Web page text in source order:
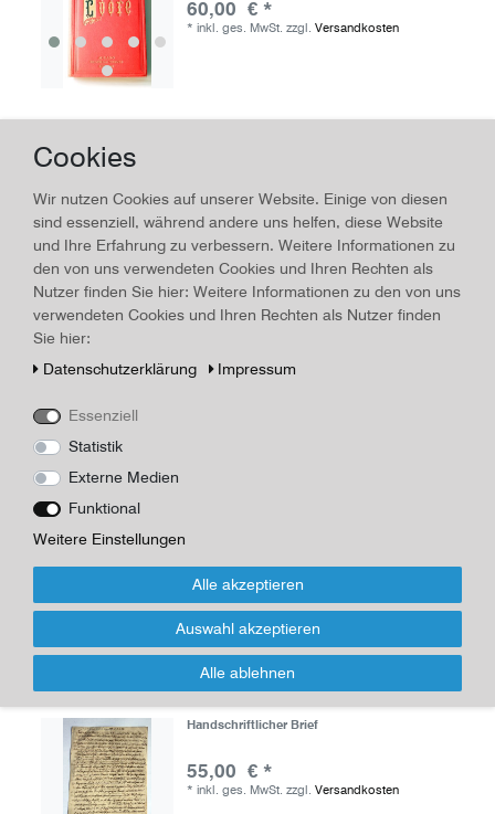
60,00 € *
* inkl. ges. MwSt. zzgl. Versandkosten
60,00 € *
*inkl. ges. MwSt.zzgl.Versandkosten
60,00 € *
Handschriftlicher Brief
55,00 € *
* inkl. ges. MwSt. zzgl. Versandkosten
Cookies
Wir nutzen Cookies auf unserer Website. Einige von diesen
sind essenziell, während andere uns helfen, diese Website
und Ihre Erfahrung zu verbessern. Weitere Informationen zu
den von uns verwendeten Cookies und Ihren Rechten als
Nutzer finden Sie hier: Weitere Informationen zu den von uns
verwendeten Cookies und Ihren Rechten als Nutzer finden
Sie hier:
Daten­schutz­erklärung
Impressum
Essenziell
Statistik
Externe Medien
Funktional
Weitere Einstellungen
Alle akzeptieren
Auswahl akzeptieren
Alle ablehnen